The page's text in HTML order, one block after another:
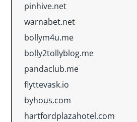
pinhive.net
warnabet.net
bollym4u.me
bolly2tollyblog.me
pandaclub.me
flyttevask.io
byhous.com
hartfordplazahotel.com